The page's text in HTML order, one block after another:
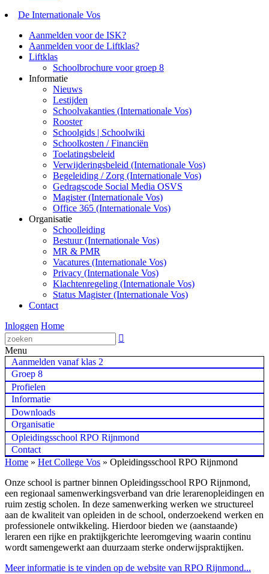
De Internationale Vos
Aanmelden voor de ISK?
Aanmelden voor de Liftklas?
Liftklas
Schoolbrochure voor groep 8
Informatie
Nieuws
Lestijden
Schoolvakanties (Internationale Vos)
Rooster
Schoolgids | Schoolwiki
Schoolkosten / Financiën
Toelatingsbeleid
Verwijderingsbeleid (Internationale Vos)
Begeleiding / Zorg (Internationale Vos)
Gedragscode Social Media OSVS
Magister (Internationale Vos)
Office 365 (Internationale Vos)
Organisatie
Schoolleiding
Bestuur (Internationale Vos)
MR & PMR
Vacatures (Internationale Vos)
Privacy (Internationale Vos)
Klachtenregeling (Internationale Vos)
Status Magister (Internationale Vos)
Contact
Inloggen Home

Menu
Aanmelden vanaf klas 2
Groep 8
Profielen
Informatie
Downloads
Organisatie
Opleidingsschool RPO Rijnmond
Contact
Home » Het College Vos » Opleidingsschool RPO Rijnmond
Onze school is partner binnen Opleidingsschool RPO Rijnmond,
een regionaal samenwerkingsverband van drie lerarenopleidingen en
ruim zestig scholen. In deze samenwerking werken we structureel
aan de kwaliteit van opleiden in de school, onderzoekend werken en
professionele ontwikkeling. Hierdoor bieden we (aanstaande)
leraren een rijke en praktijkgerichte leeromgeving waarin continu
wordt samengewerkt aan duurzaam sterke onderwijspraktijken.
Meer informatie is te vinden op de website van RPO Rijnmond...